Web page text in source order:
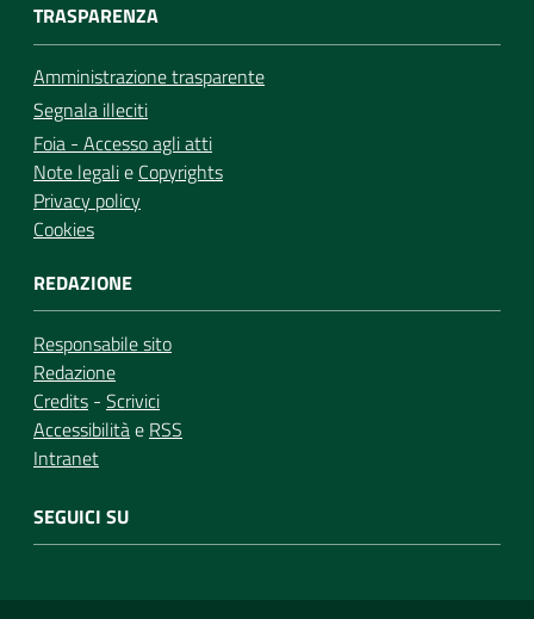
TRASPARENZA
Amministrazione trasparente
Segnala illeciti
Foia - Accesso agli atti
Note legalie Copyrights
Privacy policy
Cookies
REDAZIONE
Responsabile sito
Redazione
Credits - Scrivici
Accessibilitàe RSS
Intranet
SEGUICI SU